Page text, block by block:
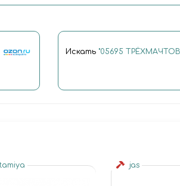
Искать "05695
jas